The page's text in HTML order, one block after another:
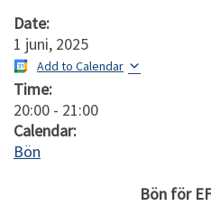
Date:
1 juni, 2025
Add to Calendar
Time:
20:00 - 21:00
Calendar:
Bön
Bön för